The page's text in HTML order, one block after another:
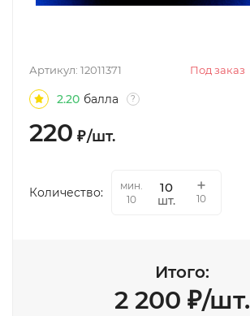
Под заказ
Артикул: 12011371
2.20 балла ?
220 ₽/шт.
Количество:
мин.
10
шт. 10
Итого:
2 200 ₽/шт.